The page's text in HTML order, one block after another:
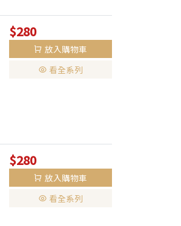
$280
放入購物車
看全系列
$280
放入購物車
看全系列